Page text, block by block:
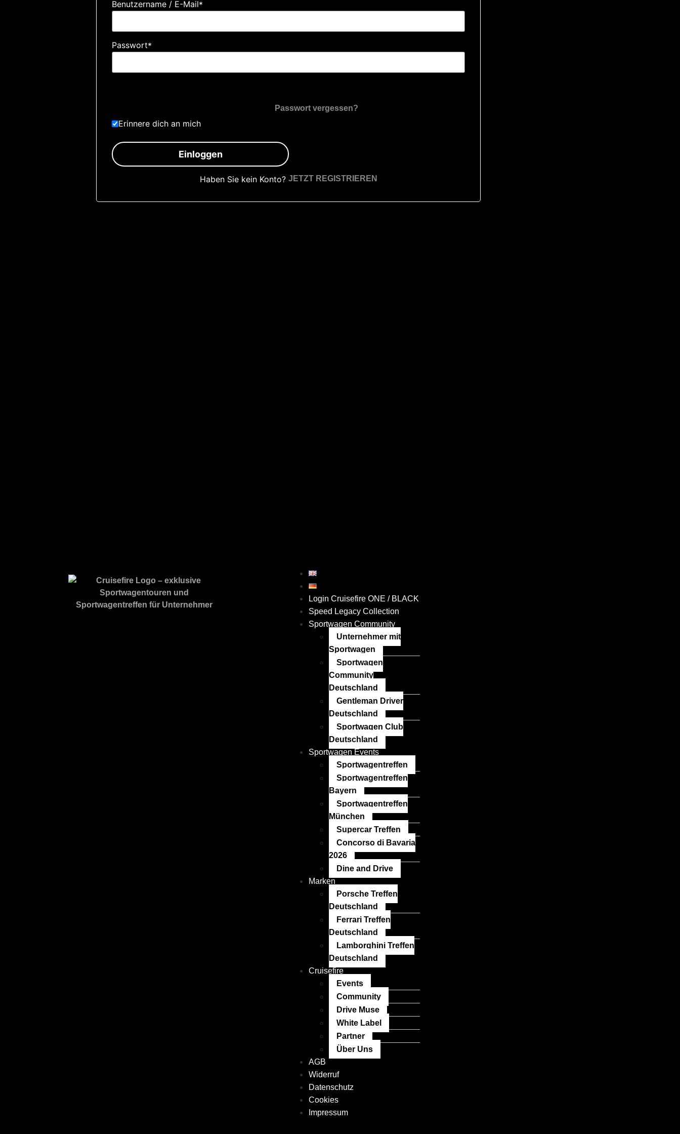
*
Benutzername / E-Mail
*
Passwort
Erinnere dich an mich
Einloggen
Passwort vergessen?
Haben Sie kein Konto? JETZT REGISTRIEREN
Login Cruisefire ONE / BLACK
Speed Legacy Collection
Sportwagen Community
Unternehmer mit
Sportwagen
Sportwagen
Community
Deutschland
Gentleman Driver
Deutschland
Sportwagen Club
Deutschland
Sportwagen Events
Sportwagentreffen
Sportwagentreffen
Bayern
Sportwagentreffen
München
Supercar Treffen
Concorso di Bavaria
2026
Dine and Drive
Marken
Porsche Treffen
Deutschland
Ferrari Treffen
Deutschland
Lamborghini Treffen
Deutschland
Cruisefire
Events
Community
Drive Muse
White Label
Partner
Über Uns
AGB
Widerruf
Datenschutz
Cookies
Impressum